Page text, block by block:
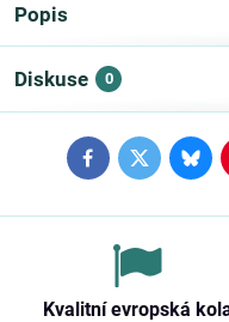
Popis
Diskuse 0
FacebookTwitter
Kvalitní evropská